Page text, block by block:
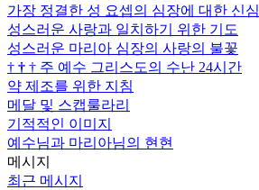
가장 정결한 성 요셉의 심장에 대한 신심
성스러운 사랑과 일치하기 위한 기도
성스러운 마리아 심장의 사랑의 불꽃
† † † 주 예수 그리스도의 수난 24시간
약 제조를 위한 지침
메달 및 스캡룰라리
기적적인 이미지
예수님과 마리아님의 현현
메시지
최근 메시지